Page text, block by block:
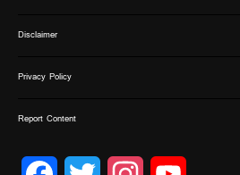
Disclaimer
Privacy Policy
Report Content